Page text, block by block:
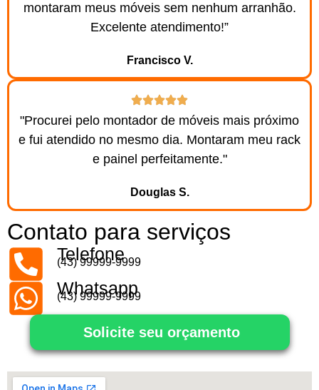
montaram meus móveis sem nenhum arranhão.
Excelente atendimento!”
Francisco V.
"Procurei pelo montador de móveis mais próximo
e fui atendido no mesmo dia. Montaram meu rack
e painel perfeitamente."
Douglas S.
Contato para serviços
Telefone
(43) 99999-9999
Whatsapp
(43) 99999-9999
Solicite seu orçamento